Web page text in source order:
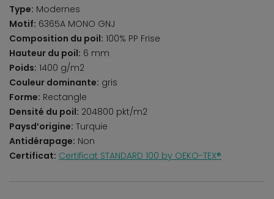
Type: Modernes
Motif: 6365A MONO GNJ
Composition du poil: 100% PP Frise
Hauteur du poil: 6 mm
Poids: 1400 g/m2
Couleur dominante: gris
Forme: Rectangle
Densité du poil: 204800 pkt/m2
Paysd’origine: Turquie
Antidérapage: Non
Certificat: Certificat STANDARD 100 by OEKO-TEX®